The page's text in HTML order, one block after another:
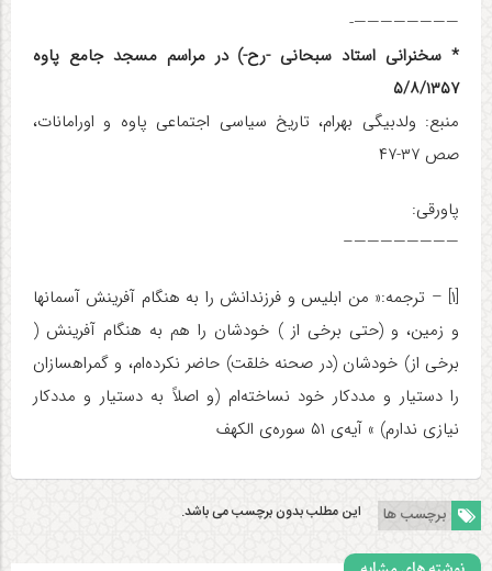
————————-
* سخنرانی استاد سبحانی -رح‌-) در مراسم مسجد جامع پاوه
۵/۸/۱۳۵۷
منبع: ولدبیگی بهرام، تاریخ سیاسی اجتماعی پاوه و اورامانات،
صص ۳۷-۴۷
پاورقی:
————————–
[۱] – ترجمه‌:« من ابلیس و فرزندانش را به هنگام آفرینش آسمانها
و زمین، و (حتی برخی از ) خودشان را هم به هنگام آفرینش (
برخی از) خودشان (در صحنه خلقت) حاضر نکرده‌ام، و گمراهسازان
را دستیار و مددکار خود نساخته‌ام (و اصلاً به دستیار و مددکار
نیازی ندارم) » آیه‌ی ۵۱ سوره‌ی الکهف
برچسب ها این مطلب بدون برچسب می باشد.